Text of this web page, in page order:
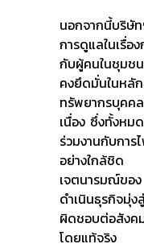
นอกจากนี้บริ
การดูแลในเรื่อ
กับผู้คนในชุมช
คงยึดมั่นในห
ทรัพยากรบุคค
เนื่อง ซึ่งทั้งหม
ร่วมงานกับการ
อย่างใกล้ชิ
เจตนารมณ์ขอ
ดำเนินธุรกิจมุ่ง
ผิดชอบต่อสังค
โดยแท้จริง